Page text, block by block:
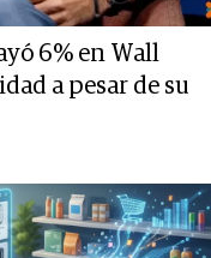
6% en Wall
a pesar de su